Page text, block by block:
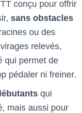
conçu pour offrir
sans obstacles
ou des
relevés,
qui permet de
pédaler ni freiner.
qui
mais aussi pour